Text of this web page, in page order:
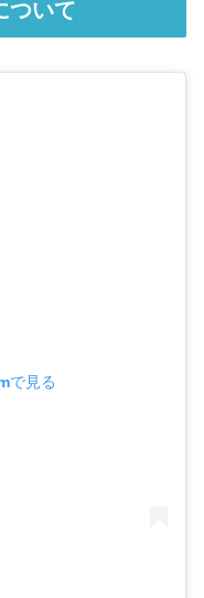
ついて
で見る